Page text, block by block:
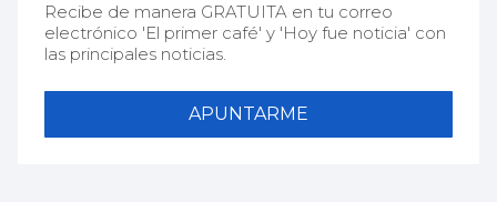
Recibe de manera GRATUITA en tu correo
electrónico 'El primer café' y 'Hoy fue noticia' con
las principales noticias.
APUNTARME